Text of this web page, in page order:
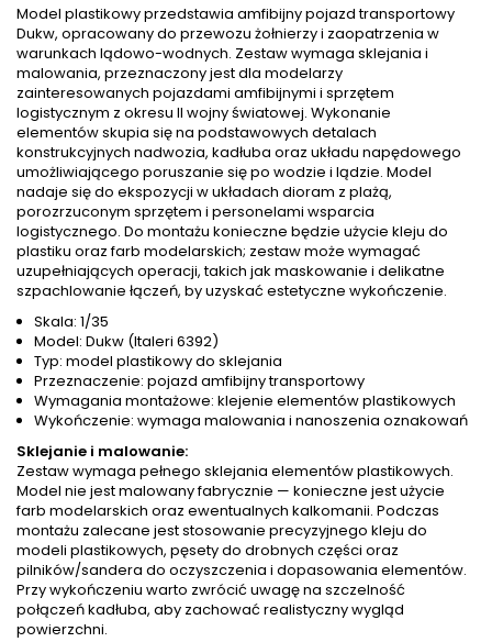
Model plastikowy przedstawia amfibijny pojazd transportowy
Dukw, opracowany do przewozu żołnierzy i zaopatrzenia w
warunkach lądowo-wodnych. Zestaw wymaga sklejania i
malowania, przeznaczony jest dla modelarzy
zainteresowanych pojazdami amfibijnymi i sprzętem
logistycznym z okresu II wojny światowej. Wykonanie
elementów skupia się na podstawowych detalach
konstrukcyjnych nadwozia, kadłuba oraz układu napędowego
umożliwiającego poruszanie się po wodzie i lądzie. Model
nadaje się do ekspozycji w układach dioram z plażą,
porozrzuconym sprzętem i personelami wsparcia
logistycznego. Do montażu konieczne będzie użycie kleju do
plastiku oraz farb modelarskich; zestaw może wymagać
uzupełniających operacji, takich jak maskowanie i delikatne
szpachlowanie łączeń, by uzyskać estetyczne wykończenie.
Skala: 1/35
Model: Dukw (Italeri 6392)
Typ: model plastikowy do sklejania
Przeznaczenie: pojazd amfibijny transportowy
Wymagania montażowe: klejenie elementów plastikowych
Wykończenie: wymaga malowania i nanoszenia oznakowań
Sklejanie i malowanie:
Zestaw wymaga pełnego sklejania elementów plastikowych.
Model nie jest malowany fabrycznie — konieczne jest użycie
farb modelarskich oraz ewentualnych kalkomanii. Podczas
montażu zalecane jest stosowanie precyzyjnego kleju do
modeli plastikowych, pęsety do drobnych części oraz
pilników/sandera do oczyszczenia i dopasowania elementów.
Przy wykończeniu warto zwrócić uwagę na szczelność
połączeń kadłuba, aby zachować realistyczny wygląd
powierzchni.